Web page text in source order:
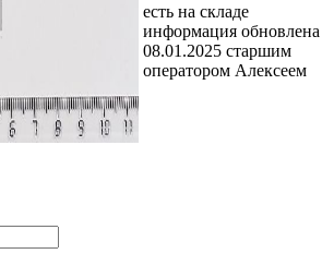
есть на складе
информация обновлена
08.01.2025 старшим
оператором Алексеем